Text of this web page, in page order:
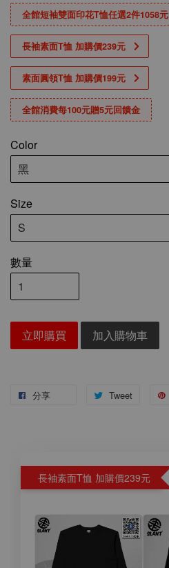
全館短袖雙面印花T恤任選2件1058元
長袖素面T恤 加購價239元
素面圓領T恤 加購價199元
全館消費每100元贈5元回饋金
Color
Size
數量
立即購買 加入購物車
分享 Tweet
長袖素面T恤 加購價239元